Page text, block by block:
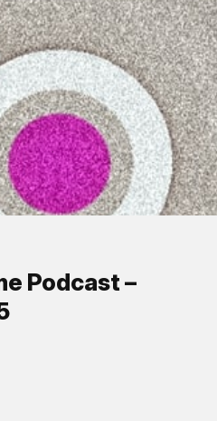
Podcast –